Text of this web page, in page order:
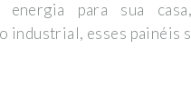
energia para sua
industrial, esses painéis